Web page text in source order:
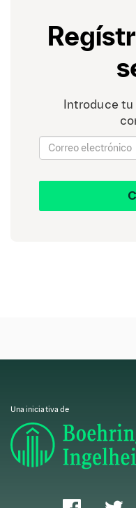
experiencia del
Pacientes
sistemas de
plataformas
información de los
Estos sistemas
tratamientos y
Automatizan
facturación, la
administración
Comunicación
través de
Introduce
Una iniciativa de